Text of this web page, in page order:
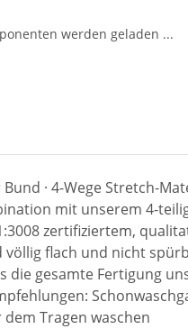
werden geladen ...
· 4-Wege Stretch-
mit unserem 4-
zertifiziertem,
flach und nicht
die gesamte Fertigung
Tragen waschen